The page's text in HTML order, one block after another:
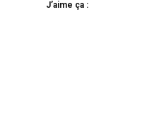
J’aime ça :